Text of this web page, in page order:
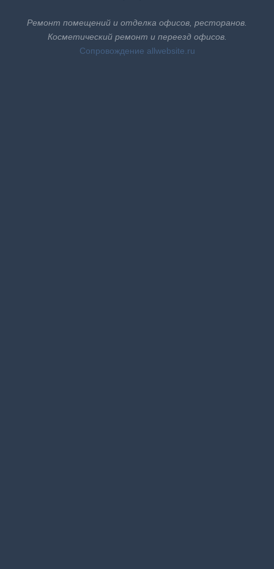
Ремонт помещений и отделка офисов, ресторанов.
Косметический ремонт и переезд офисов.
Cопровождение allwebsite.ru